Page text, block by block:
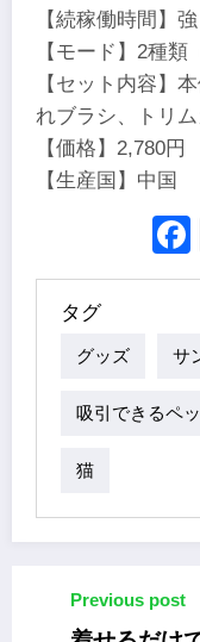
【続稼働時間】
【モード】2種類
【セット内容】
れブラシ、トリ
【価格】2,780円
【生産国】中国
タグ
グッズ サ
吸引できるペ
猫
Previous post